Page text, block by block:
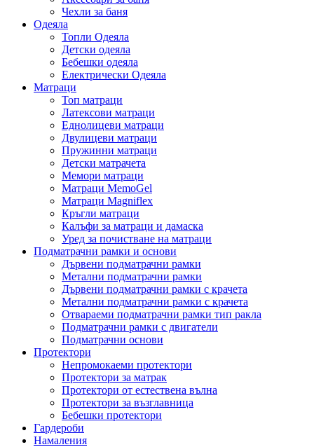
Чехли за баня
Одеяла
Топли Одеяла
Детски одеяла
Бебешки одеяла
Електрически Одеяла
Матраци
Топ матраци
Латексови матраци
Еднолицеви матраци
Двулицеви матраци
Пружинни матраци
Детски матрачета
Мемори матраци
Mатраци MemoGel
Матраци Мagniflex
Кръгли матраци
Калъфи за матраци и дамаска
Уред за почистване на матраци
Подматрачни рамки и основи
Дървени подматрачни рамки
Метални подматрачни рамки
Дървени подматрачни рамки с крачета
Метални подматрачни рамки с крачета
Отвараеми подматрачни рамки тип ракла
Подматрачни рамки с двигатели
Подматрачни основи
Протектори
Непромокаеми протектори
Протектори за матрак
Протектори от естествена вълна
Протектори за възглавница
Бебешки протектори
Гардероби
Намаления